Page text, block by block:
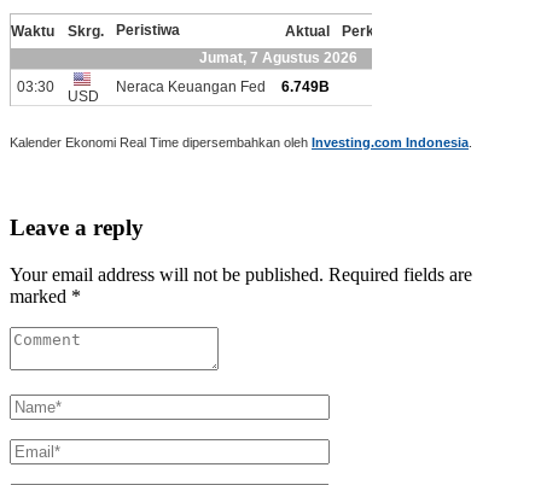
Kalender Ekonomi Real Time dipersembahkan oleh Investing.com Indonesia
Leave a reply
Your email address will not be published. Required fields are
marked *